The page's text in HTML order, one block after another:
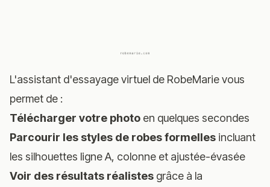
L'assistant d'essayage virtuel de RobeMarievous
permet de :
Télécharger votre photo en quelques secondes
Parcourir les styles de robes formelles incluant
les silhouettes ligne A, colonne et ajustée-évasée
Voir des résultats réalistes grâce à la